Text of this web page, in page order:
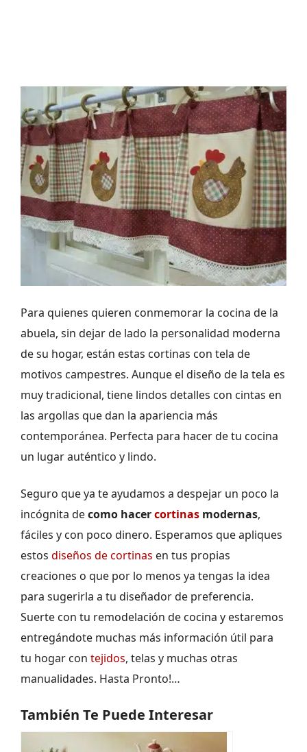
Para quienes quieren conmemorar la cocina de la
abuela, sin dejar de lado la personalidad moderna
de su hogar, están estas cortinas con tela de
motivos campestres. Aunque el diseño de la tela es
muy tradicional, tiene lindos detalles con cintas en
las argollas que dan la apariencia más
contemporánea. Perfecta para hacer de tu cocina
un lugar auténtico y lindo.
Seguro que ya te ayudamos a despejar un poco la
incógnita decomo hacercortinas modernas,
fáciles y con poco dinero. Esperamos que apliques
estos diseños de cortinas en tus propias
creaciones o que por lo menos ya tengas la idea
para sugerirla a tu diseñador de preferencia.
Suerte con tu remodelación de cocina y estaremos
entregándote muchas más información útil para
tu hogar con tejidos, telas y muchas otras
manualidades. Hasta Pronto!…
También Te Puede Interesar